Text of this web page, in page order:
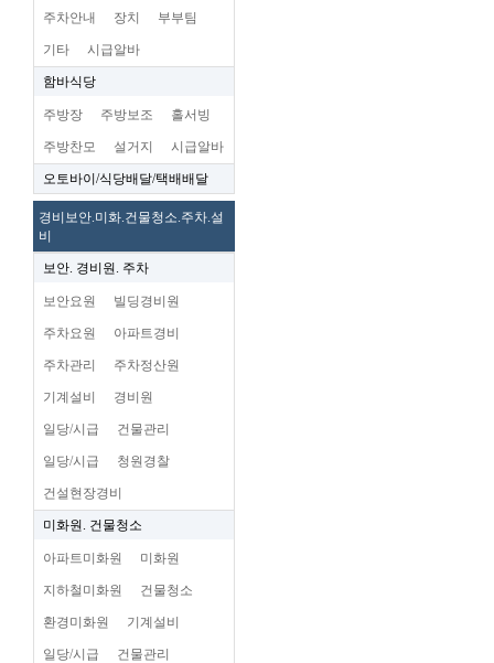
주차안내 장치 부부팀
기타 시급알바
함바식당
주방장 주방보조 홀서빙
주방찬모 설거지 시급알바
오토바이/식당배달/택배배달
경비보안.미화.건물청소.주차.설
비
보안. 경비원. 주차
보안요원 빌딩경비원
주차요원 아파트경비
주차관리 주차정산원
기계설비 경비원
일당/시급 건물관리
일당/시급 청원경찰
건설현장경비
미화원. 건물청소
아파트미화원 미화원
지하철미화원 건물청소
환경미화원 기계설비
일당/시급 건물관리